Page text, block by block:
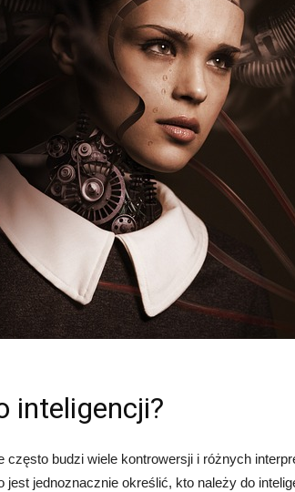
inteligencji?
często budzi wiele kontrowersji i różnych
jest jednoznacznie określić, kto należy do